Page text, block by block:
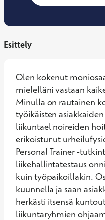
Esittely
Olen kokenut
mielelläni vastaan
Minulla on rautainen
työikäisten
liikuntaelinoireiden
erikoistunut
Personal Trainer -
liikehallintatestaus
kuin työpaikoillakin.
kuunnella ja saan
herkästi itsensä
liikuntaryhmien